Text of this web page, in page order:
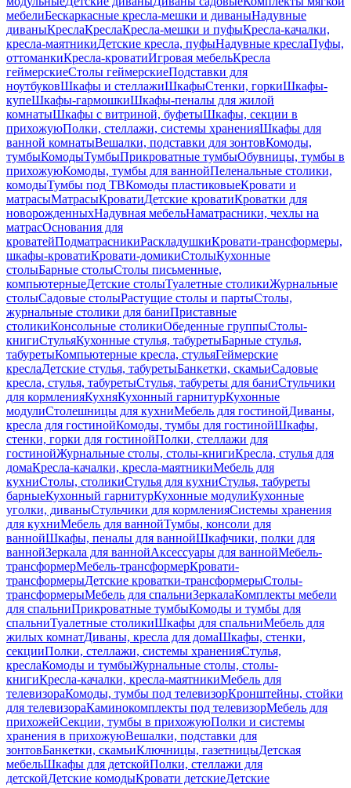
мебелиБескаркасные кресла-мешки и диваныНадувные
диваныКреслаКреслаКресла-мешки и пуфыКресла-качалки,
кресла-маятникиДетские кресла, пуфыНадувные креслаПуфы,
оттоманкиКресла-кроватиИгровая мебельКресла
геймерскиеСтолы геймерскиеПодставки для
ноутбуковШкафы и стеллажиШкафыСтенки, горкиШкафы-
купеШкафы-гармошкиШкафы-пеналы для жилой
комнатыШкафы с витриной, буфетыШкафы, секции в
прихожуюПолки, стеллажи, системы храненияШкафы для
ванной комнатыВешалки, подставки для зонтовКомоды,
тумбыКомодыТумбыПрикроватные тумбыОбувницы, тумбы в
прихожуюКомоды, тумбы для ваннойПеленальные столики,
комодыТумбы под ТВКомоды пластиковыеКровати и
матрасыМатрасыКроватиДетские кроватиКроватки для
новорожденныхНадувная мебельНаматрасники, чехлы на
матрасОснования для
кроватейПодматрасникиРаскладушкиКровати-трансформеры,
шкафы-кроватиКровати-домикиСтолыКухонные
столыБарные столыСтолы письменные,
компьютерныеДетские столыТуалетные столикиЖурнальные
столыСадовые столыРастущие столы и партыСтолы,
журнальные столики для баниПриставные
столикиКонсольные столикиОбеденные группыСтолы-
книгиСтульяКухонные стулья, табуретыБарные стулья,
табуретыКомпьютерные кресла, стульяГеймерские
креслаДетские стулья, табуретыБанкетки, скамьиСадовые
кресла, стулья, табуретыСтулья, табуреты для баниСтульчики
для кормленияКухняКухонный гарнитурКухонные
модулиСтолешницы для кухниМебель для гостинойДиваны,
кресла для гостинойКомоды, тумбы для гостинойШкафы,
стенки, горки для гостинойПолки, стеллажи для
гостинойЖурнальные столы, столы-книгиКресла, стулья для
домаКресла-качалки, кресла-маятникиМебель для
кухниСтолы, столикиСтулья для кухниСтулья, табуреты
барныеКухонный гарнитурКухонные модулиКухонные
уголки, диваныСтульчики для кормленияСистемы хранения
для кухниМебель для ваннойТумбы, консоли для
ваннойШкафы, пеналы для ваннойШкафчики, полки для
ваннойЗеркала для ваннойАксессуары для ваннойМебель-
трансформерМебель-трансформерКровати-
трансформерыДетские кроватки-трансформерыСтолы-
трансформерыМебель для спальниЗеркалаКомплекты мебели
для спальниПрикроватные тумбыКомоды и тумбы для
спальниТуалетные столикиШкафы для спальниМебель для
жилых комнатДиваны, кресла для домаШкафы, стенки,
секцииПолки, стеллажи, системы храненияСтулья,
креслаКомоды и тумбыЖурнальные столы, столы-
книгиКресла-качалки, кресла-маятникиМебель для
телевизораКомоды, тумбы под телевизорКронштейны, стойки
для телевизораКаминокомплекты под телевизорМебель для
прихожейСекции, тумбы в прихожуюПолки и системы
хранения в прихожуюВешалки, подставки для
зонтовБанкетки, скамьиКлючницы, газетницыДетская
мебельШкафы для детскойПолки, стеллажи для
детскойДетские комодыКровати детскиеДетские